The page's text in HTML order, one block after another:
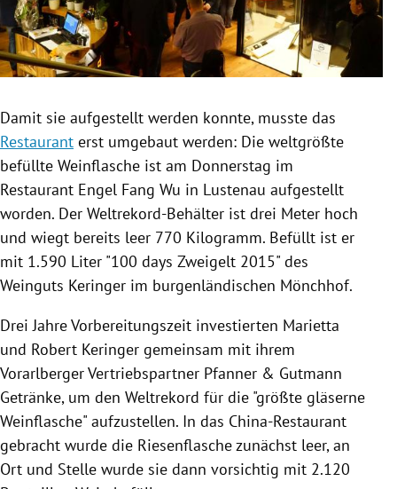
Untermenü
Untermenü
Untermenü
Damit sie aufgestellt werden konnte, musste das
Restaurant erst umgebaut werden: Die weltgrößte
befüllte Weinflasche ist am Donnerstag im
Restaurant Engel Fang Wu in Lustenau aufgestellt
worden. Der Weltrekord-Behälter ist drei Meter hoch
und wiegt bereits leer 770 Kilogramm. Befüllt ist er
mit 1.590 Liter "100 days Zweigelt 2015" des
Weinguts Keringer im burgenländischen Mönchhof.
Drei Jahre Vorbereitungszeit investierten Marietta
und Robert Keringer gemeinsam mit ihrem
Vorarlberger Vertriebspartner Pfanner & Gutmann
Getränke, um den Weltrekord für die "größte gläserne
Weinflasche" aufzustellen. In das China-Restaurant
gebracht wurde die Riesenflasche zunächst leer, an
Ort und Stelle wurde sie dann vorsichtig mit 2.120